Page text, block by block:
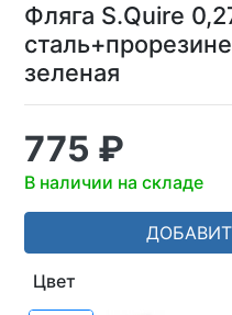
Фляга S.Quire
зеленая
775 ₽
В наличии на складе
Цвет